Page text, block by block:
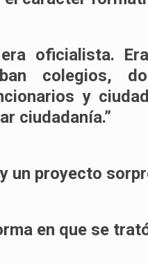
oficialista.
colegios,
y
ciudadanía.”
un proyecto
en que se